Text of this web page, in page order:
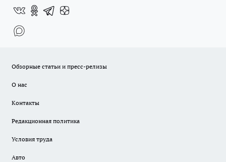
Обзорные статьи и пресс-релизы
О нас
Контакты
Редакционная политика
Условия труда
Авто